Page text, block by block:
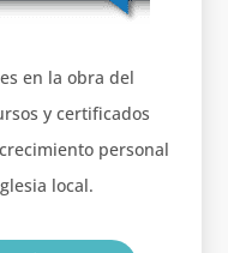
en la obra del
y certificados
personal
local.